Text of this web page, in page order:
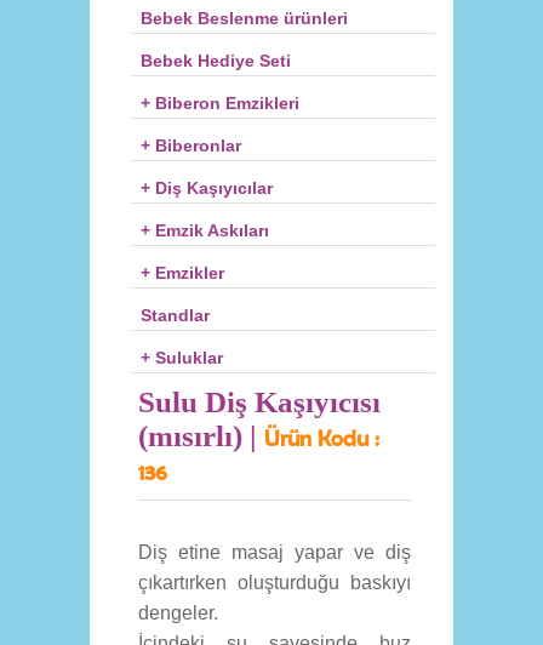
Bebek Beslenme ürünleri
Bebek Hediye Seti
+ Biberon Emzikleri
+ Biberonlar
+ Diş Kaşıyıcılar
+ Emzik Askıları
+ Emzikler
Standlar
+ Suluklar
Sulu Diş Kaşıyıcısı
(mısırlı) | Ürün Kodu :
136
Diş etine masaj yapar ve diş
çıkartırken oluşturduğu baskıyı
dengeler.